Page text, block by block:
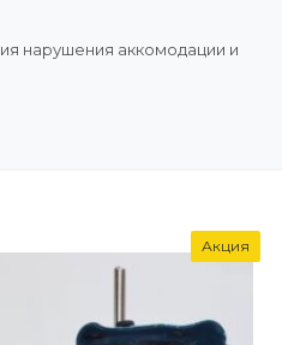
нарушения аккомодации и
Акция